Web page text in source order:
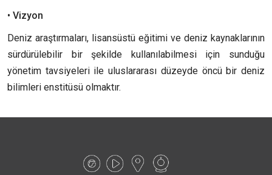
• Vizyon
Deniz araştırmaları, lisansüstü eğitimi ve deniz kaynaklarının
sürdürülebilir bir şekilde kullanılabilmesi için sunduğu
yönetim tavsiyeleri ile uluslararası düzeyde öncü bir deniz
bilimleri enstitüsü olmaktır.